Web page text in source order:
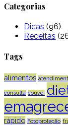
Categorias
Dicas (96)
Receitas
Tags
alimentos
consulta couve;
rápido Fotoproteção